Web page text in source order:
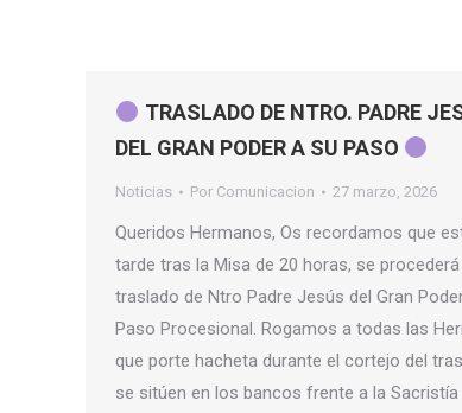
TRASLADO DE NTRO. PADRE
DEL GRAN PODER A SU PASO
Noticias Por Comunicacion 27 marzo, 2026
Queridos Hermanos, Os recordamos que
tarde tras la Misa de 20 horas, se procederá
traslado de Ntro Padre Jesús del Gran
Paso Procesional. Rogamos a todas las
que porte hacheta durante el cortejo del
se sitúen en los bancos frente a la Sacristía